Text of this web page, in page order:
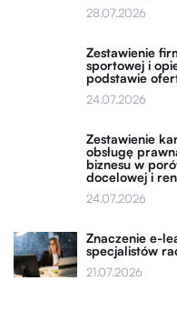
28.07.2026
Zestawienie
sportowej i
podstawie
24.07.2026
Zestawienie
obsługę
biznesu w
docelowej i
24.07.2026
Znaczenie e-
specjalistów
21.07.2026